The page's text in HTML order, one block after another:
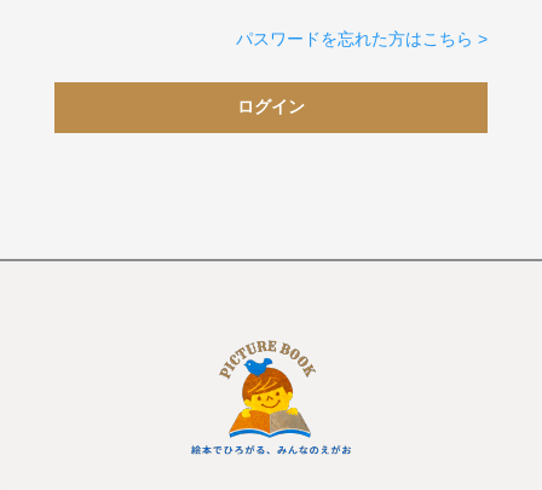
パスワードを忘れた方はこちら >
ログイン